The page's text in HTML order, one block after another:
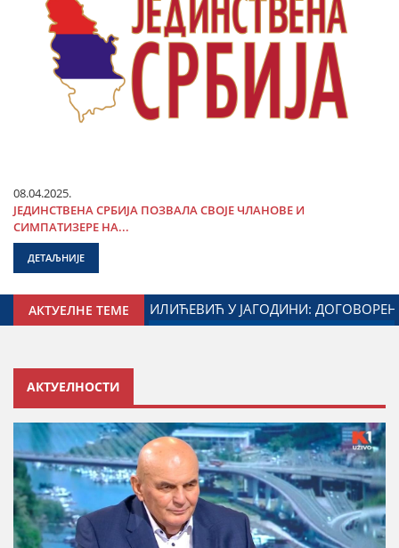
08.04.2025.
ЈЕДИНСТВЕНА СРБИЈА ПОЗВАЛА СВОЈЕ ЧЛАНОВЕ И
СИМПАТИЗЕРЕ НА...
ДЕТАЉНИЈЕ
АКТУЕЛНЕ ТЕМЕЗАДУЖЕНОГ ЗА ОДНОСЕ СА ДИЈАСПОРОМ
АКТУЕЛНОСТИ